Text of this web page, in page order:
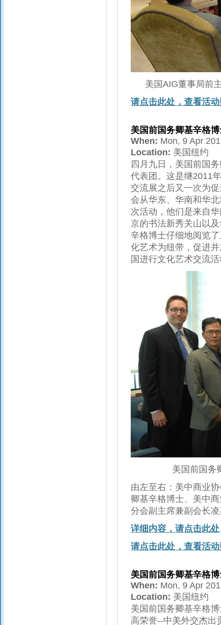
美国AIG董事局前
请点击此处，查看活
美国前国务卿基辛格
When: Mon, 9 Apr
Location: 美国纽约
四月九日，美国前国
代表团。这是继2011
交流展之后又一次为
会从华东、华南和华
次活动，他们是来自
京的书法新秀关山以
辛格博士仔细地阅览
化艺术为纽带，促进
国进行文化艺术交流
美国前国务
由左至右：美中商业
卿基辛格博士、美中
分会副主席兼副会长
详细内容，请点击此处
请点击此处，查看活
美国前国务卿基辛格
When: Mon, 9 Apr
Location: 美国纽约
美国前国务卿基辛格
高荣誉--中美外交杰出